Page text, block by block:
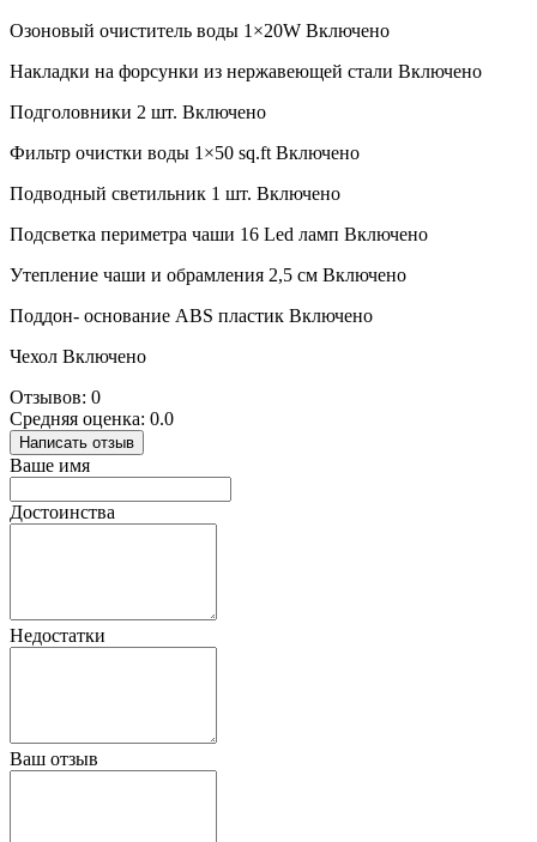
Озоновый очиститель воды 1×20W Включено
Накладки на форсунки из нержавеющей стали Включено
Подголовники 2 шт. Включено
Фильтр очистки воды 1×50 sq.ft Включено
Подводный светильник 1 шт. Включено
Подсветка периметра чаши 16 Led ламп Включено
Утепление чаши и обрамления 2,5 см Включено
Поддон- основание ABS пластик Включено
Чехол Включено
Отзывов: 0
Средняя оценка: 0.0
Написать отзыв
Ваше имя
Достоинства
Недостатки
Ваш отзыв